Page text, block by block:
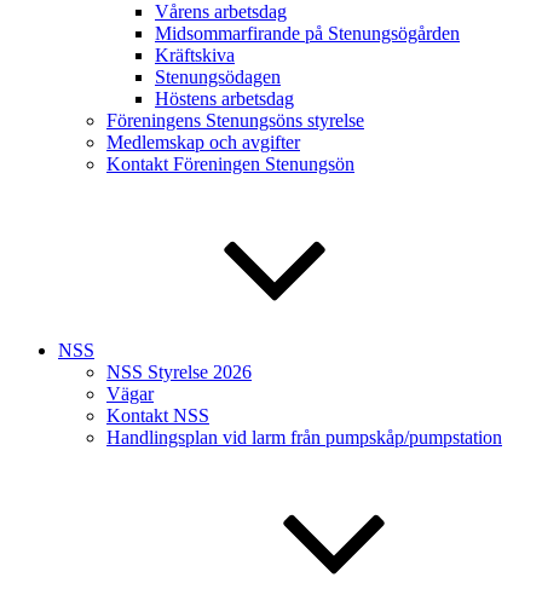
Vårens arbetsdag
Midsommarfirande på Stenungsögården
Kräftskiva
Stenungsödagen
Höstens arbetsdag
Föreningens Stenungsöns styrelse
Medlemskap och avgifter
Kontakt Föreningen Stenungsön
NSS
NSS Styrelse 2026
Vägar
Kontakt NSS
Handlingsplan vid larm från pumpskåp/pumpstation